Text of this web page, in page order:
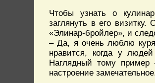
Чтобы узнать о
заглянуть в его визитку.
«Элинар-бройлер», и
– Да, я очень люблю
нравится, когда у
Наглядный тому пример
настроение